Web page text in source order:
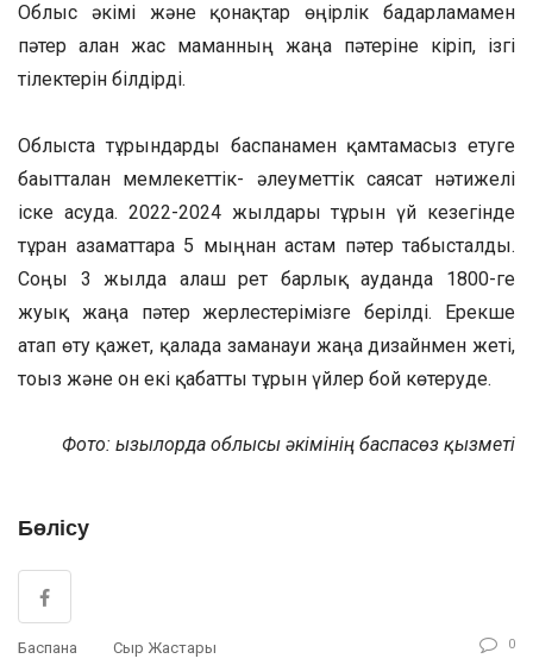
Облыс әкімі және қонақтар өңірлік бағдарламамен
пәтер алған жас маманның жаңа пәтеріне кіріп, ізгі
тілектерін білдірді.
Облыста тұрғындарды баспанамен қамтамасыз етуге
бағытталған мемлекеттік- әлеуметтік саясат нәтижелі
іске асуда. 2022-2024 жылдары тұрғын үй кезегінде
тұрған азаматтарға 5 мыңнан астам пәтер табысталды.
Соңғы 3 жылда алғаш рет барлық ауданда 1800-ге
жуық жаңа пәтер жерлестерімізге берілді. Ерекше
атап өту қажет, қалада заманауи жаңа дизайнмен жеті,
тоғыз және он екі қабатты тұрғын үйлер бой көтеруде.
Фото: Қызылорда облысы әкімінің баспасөз қызметі
Бөлісу
Баспана Сыр Жастары 0